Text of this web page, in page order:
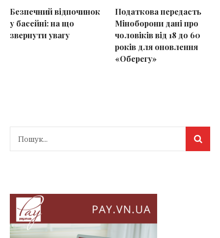
Безпечний відпочинок
у басейні: на що
звернути увагу
Податкова передасть
Міноборони дані про
чоловіків від 18 до 60
років для оновлення
«Оберегу»